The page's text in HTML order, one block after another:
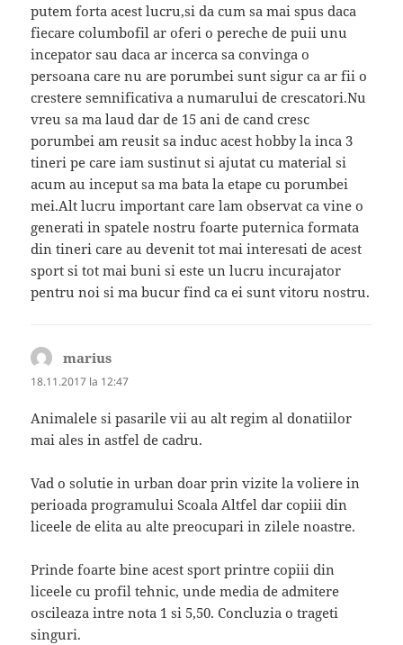
putem forta acest lucru,si da cum sa mai spus daca
fiecare columbofil ar oferi o pereche de puii unu
incepator sau daca ar incerca sa convinga o
persoana care nu are porumbei sunt sigur ca ar fii o
crestere semnificativa a numarului de crescatori.Nu
vreu sa ma laud dar de 15 ani de cand cresc
porumbei am reusit sa induc acest hobby la inca 3
tineri pe care iam sustinut si ajutat cu material si
acum au inceput sa ma bata la etape cu porumbei
mei.Alt lucru important care lam observat ca vine o
generati in spatele nostru foarte puternica formata
din tineri care au devenit tot mai interesati de acest
sport si tot mai buni si este un lucru incurajator
pentru noi si ma bucur find ca ei sunt vitoru nostru.
marius
18.11.2017 la 12:47
Animalele si pasarile vii au alt regim al donatiilor
mai ales in astfel de cadru.
Vad o solutie in urban doar prin vizite la voliere in
perioada programului Scoala Altfel dar copiii din
liceele de elita au alte preocupari in zilele noastre.
Prinde foarte bine acest sport printre copiii din
liceele cu profil tehnic, unde media de admitere
oscileaza intre nota 1 si 5,50. Concluzia o trageti
singuri.